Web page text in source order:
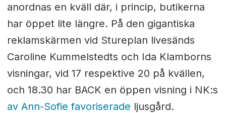
anordnas en kväll där, i princip, butikerna
har öppet lite längre. På den gigantiska
reklamskärmen vid Stureplan livesänds
Caroline Kummelstedts och Ida Klamborns
visningar, vid 17 respektive 20 på kvällen,
och 18.30 har BACK en öppen visning i NK:s
av Ann-Sofie favoriserade ljusgård.